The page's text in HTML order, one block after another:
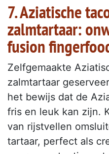
7. Aziatische
zalmtartaar:
fusion
Zelfgemaakte
zalmtartaar
het bewijs dat de
fris en leuk kan zijn.
van rijstvellen
tartaar, perfect als